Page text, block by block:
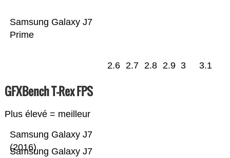
Samsung Galaxy J7
Prime
2.6 2.7 2.8 2.9 3 3.1
GFXBench T-Rex FPS
Plus élevé = meilleur
Samsung Galaxy J7
Samsung Galaxy J7
(2016)